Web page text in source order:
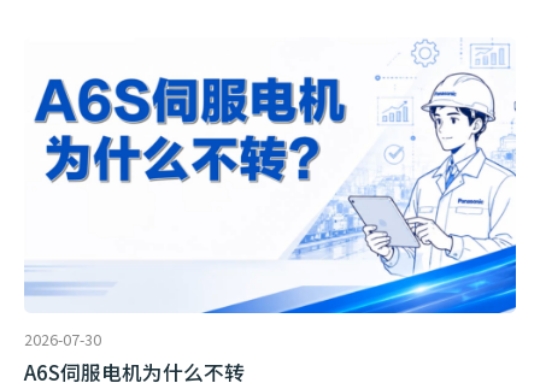
2026-07-30
A6S伺服电机为什么不转